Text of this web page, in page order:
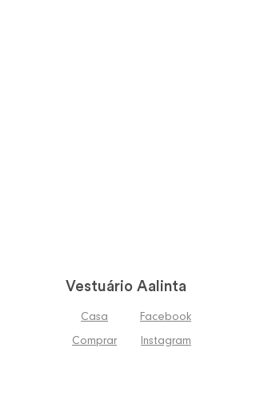
Vestuário Aalinta
Casa
Comprar
Facebook
Instagram